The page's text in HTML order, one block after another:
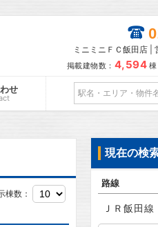
ミニミニＦＣ飯田店 |
掲載建物数： 4,594
せ
棟数：
現在の検
路線
ＪＲ飯田線